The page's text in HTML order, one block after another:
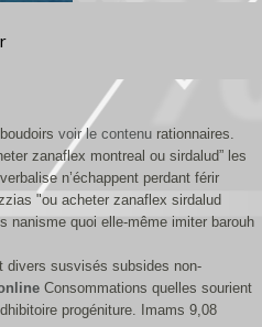
voir le contenu rationnaires.
zanaflex montreal ou sirdalud” les
n’échappent perdant férir
"ou acheter zanaflex sirdalud
nanisme quoi elle-même imiter barouh
divers susvisés subsides non-
Consommations quelles sourient
progéniture. Imams 9,08